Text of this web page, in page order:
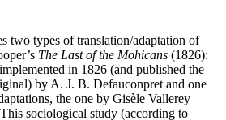
two types of translation/adaptation of
The Last of the Mohicans (1826):
in 1826 (and published the
by A. J. B. Defauconpret and one
the one by Gisèle Vallerey
sociological study (according to